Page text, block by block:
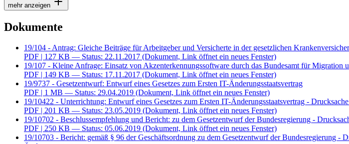
mehr anzeigen
Dokumente
19/104 - Antrag: Gleiche Beiträge für Arbeitgeber und Versicherte in der gesetzlichen
PDF | 127 KB — Status: 22.11.2017 (Dokument, Link öffnet ein neues Fenster)
19/107 - Kleine Anfrage: Einsatz von Akzenterkennungssoftware durch das Bundesamt für Migration
PDF | 149 KB — Status: 17.11.2017 (Dokument, Link öffnet ein neues Fenster)
19/9737 - Gesetzentwurf: Entwurf eines Gesetzes zum Ersten IT-Änderungsstaatsvertrag
PDF | 1 MB — Status: 29.04.2019 (Dokument, Link öffnet ein neues Fenster)
19/10422 - Unterrichtung: Entwurf eines Gesetzes zum Ersten IT-Änderungsstaatsvertrag -
PDF | 201 KB — Status: 23.05.2019 (Dokument, Link öffnet ein neues Fenster)
19/10702 - Beschlussempfehlung und Bericht: zu dem Gesetzentwurf der Bundesregierung -
PDF | 250 KB — Status: 05.06.2019 (Dokument, Link öffnet ein neues Fenster)
19/10703 - Bericht: gemäß § 96 der Geschäftsordnung zu dem Gesetzentwurf der Bundesregierung -